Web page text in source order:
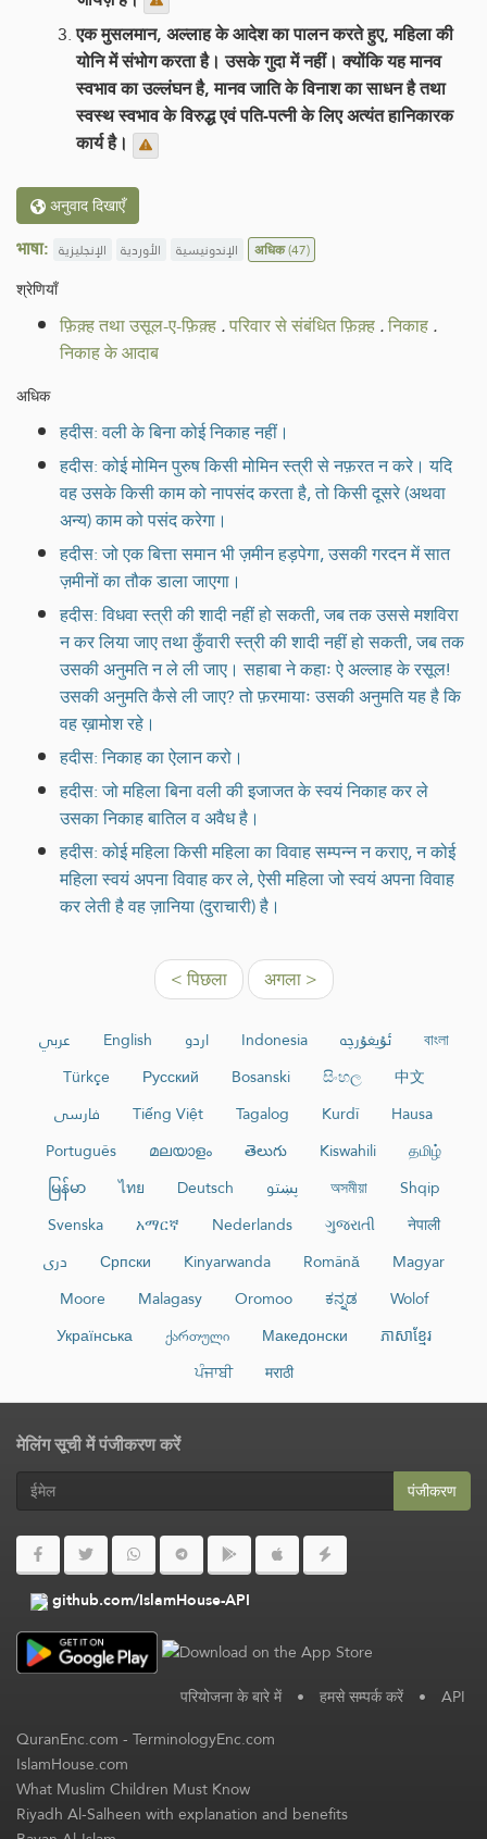
एक मुसलमान, अल्लाह के आदेश का पालन करते हुए, महिला की
योनि में संभोग करता है। उसके गुदा में नहीं। क्योंकि यह मानव
स्वभाव का उल्लंघन है, मानव जाति के विनाश का साधन है तथा
स्वस्थ स्वभाव के विरुद्ध एवं पति-पत्नी के लिए अत्यंत हानिकारक
कार्य है।
अनुवाद दिखाएँ
भाषा: الإنجليزية الأوردية الإندونيسية अधिक(47)
श्रेणियाँ
फ़िक़्ह तथा उसूल-ए-फ़िक़्ह.परिवार से संबंधित फ़िक़्ह.निकाह.
निकाह के आदाब
अधिक
हदीस: वली के बिना कोई निकाह नहीं।
हदीस: कोई मोमिन पुरुष किसी मोमिन स्त्री से नफ़रत न करे। यदि
वह उसके किसी काम को नापसंद करता है, तो किसी दूसरे (अथवा
अन्य) काम को पसंद करेगा।
हदीस: जो एक बित्ता समान भी ज़मीन हड़पेगा, उसकी गरदन में सात
ज़मीनों का तौक डाला जाएगा।
हदीस: विधवा स्त्री की शादी नहीं हो सकती, जब तक उससे मशविरा
न कर लिया जाए तथा कुँवारी स्त्री की शादी नहीं हो सकती, जब तक
उसकी अनुमति न ले ली जाए। सहाबा ने कहाः ऐ अल्लाह के रसूल!
उसकी अनुमति कैसे ली जाए? तो फ़रमायाः उसकी अनुमति यह है कि
वह ख़ामोश रहे।
हदीस: निकाह का ऐलान करो।
हदीस: जो महिला बिना वली की इजाजत के स्वयं निकाह कर ले
उसका निकाह बातिल व अवैध है।
हदीस: कोई महिला किसी महिला का विवाह सम्पन्न न कराए, न कोई
महिला स्वयं अपना विवाह कर ले, ऐसी महिला जो स्वयं अपना विवाह
कर लेती है वह ज़ानिया (दुराचारी) है।
< पिछला अगला >
عربي English اردو Indonesia ئۇيغۇرچە
বাংলা
Türkçe
Русский Bosanski සිංහල
中文
فارسی
Tiếng Việt Tagalog Kurdî
Hausa
Português
മലയാളം తెలుగు Kiswahili
தமிழ்
မြန်မာ
ไทย Deutsch پښتو অসমীয়া
Shqip
Svenska
አማርኛ Nederlands ગુજરાતી
नेपाली
دری
Српски Kinyarwanda Română
Magyar
Moore
Malagasy Oromoo ಕನ್ನಡ
Wolof
Українська
ქართული Македонски
ភាសាខ្មែរ
ਪੰਜਾਬੀ
मराठी
मेलिंग सूची में पंजीकरण करें
पंजीकरण
github.com/IslamHouse-API
परियोजना के बारे में • हमसे सम्पर्क करें • API
QuranEnc.com-TerminologyEnc.com
IslamHouse.com
What Muslim Children Must Know
Riyadh Al-Salheen with explanation and benefits